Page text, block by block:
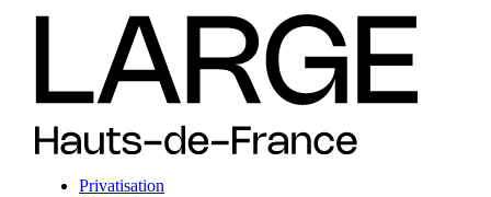
Privatisation